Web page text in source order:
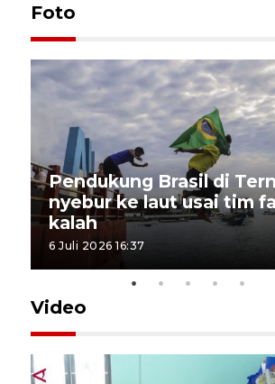
Foto
Pendukung Brasil di
nyebur ke laut usai tim
kalah
6 Juli 2026 16:37
Video